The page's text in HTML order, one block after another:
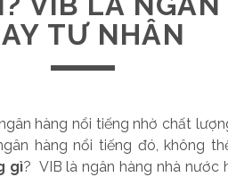
TƯ NHÂN
hàng nổi tiếng nhờ chất
hàng nổi tiếng đó, không
gì? VIB là ngân hàng nhà nước